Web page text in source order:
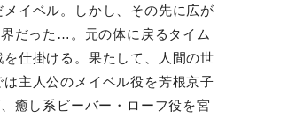
イベル。しかし、その先に広が
だった … 。元の体に戻るタイム
仕掛ける。果たして、人間の世
主人公のメイベル役を芳根京子
癒し系ビーバー・ローフ役を宮